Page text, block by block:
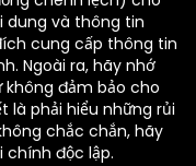
dung và thông tin
cung cấp thông tin
Ngoài ra, hãy nhớ
đảm bảo cho
là phải hiểu những rủi
chắc chắn, hãy
chính độc lập.